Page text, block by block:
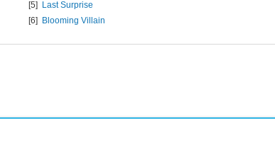
[5] Last Surprise
[6] Blooming Villain